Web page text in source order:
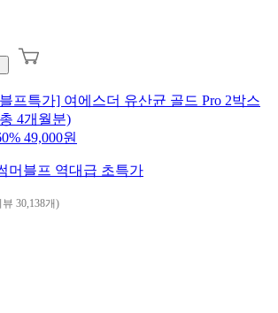
프특가] 여에스더 유산균 골드 Pro 2박스
4개월분)
49,000원
머블프 역대급 초특가
뷰 30,138개)